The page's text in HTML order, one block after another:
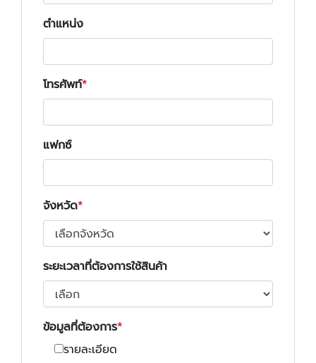
ตำแหน่ง
โทรศัพท์
แฟกซ์
จังหวัด
ระยะเวลาที่ต้องการใช้สินค้า
ข้อมูลที่ต้องการ
รายละเอียด